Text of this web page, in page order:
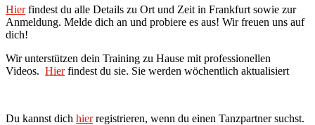
Hierfindest du alle Details zu Ort und Zeit in Frankfurt sowie zur
Anmeldung. Melde dich an und probiere es aus! Wir freuen uns auf
dich!
Wir unterstützen dein Training zu Hause mit professionellen
Videos. Hierfindest du sie. Sie werden wöchentlich aktualisiert
Du kannst dich hierregistrieren, wenn du einen Tanzpartner suchst.